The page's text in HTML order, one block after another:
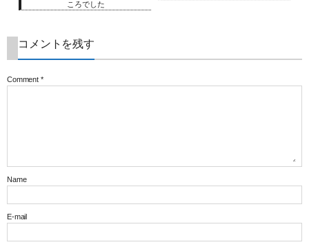
ころでした
コメントを残す
Comment *
Name
E-mail